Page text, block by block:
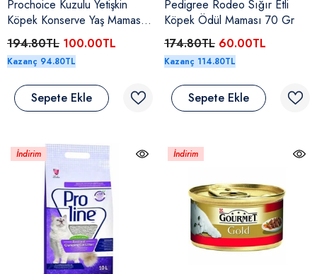
Prochoice Kuzulu Yetişkin
Köpek Konserve Yaş Maması
400 Gr
194.80TL 100.00TL
Kazanç 94.80TL
Sepete Ekle
Pedigree Rodeo Sığır Etli
Köpek Ödül Maması 70 Gr
174.80TL 60.00TL
Kazanç 114.80TL
Sepete Ekle
İndirim İndirim